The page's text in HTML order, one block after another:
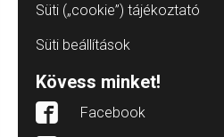
Süti („cookie”) tájékoztató
Süti beállítások
Kövess minket!
Facebook